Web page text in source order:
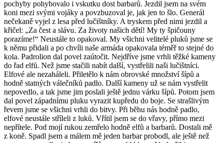
pochyby pohybovalo i vskutku dost barbarů. Jezdil jsem na svém
koni mezi svými vojáky a povzbuzoval je, jak jen to šlo. Generál
nečekaně vyjel z lesa před lučištníky. A tryskem před nimi jezdil a
křičel: „Za čest a slávu. Za životy našich dětí! My ty špičouny
porazíme!“ Neustále to opakoval. My všichni velitelé pluků jsme se
k němu přidali a po chvíli naše armáda opakovala téměř to stejné do
kola. Padrolion dal povel zaútočit. Nejdříve jsme vrhli těžké kameny
do řad elfů. Než jsme stačili nabít další, vystřelili naši lučištníci.
Elfové ale nezaháleli. Přiletělo k nám obrovské množství šípů a
hodně statných válečníků padlo. Další kameny už se nám vystřelit
nepovedlo, a tak jsme jim poslali ještě jednu várku šípů. Potom jsem
dal povel západnímu pluku vyrazit kupředu do boje. Se strašlivým
řevem jsme se všichni vrhli do bitvy. Při běhu nás hodně padlo,
elfové neustále stříleli z luků. Vřítil jsem se do vřavy, přímo mezi
nepřítele. Pod mojí rukou zemřelo hodně elfů a barbarů. Dostali mě
z koně. Spadl jsem a málem mě jeden barbar probodl, ale ještě než